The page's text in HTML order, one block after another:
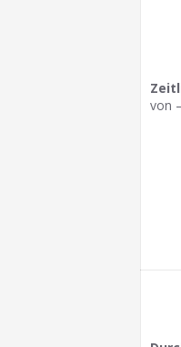
von